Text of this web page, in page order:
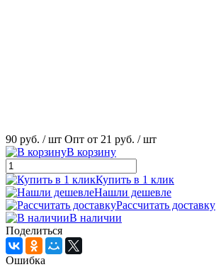
90 руб. / шт Опт от 21 руб. / шт
В корзину
Купить в 1 клик
Нашли дешевле
Рассчитать доставку
В наличии
Поделиться
Ошибка